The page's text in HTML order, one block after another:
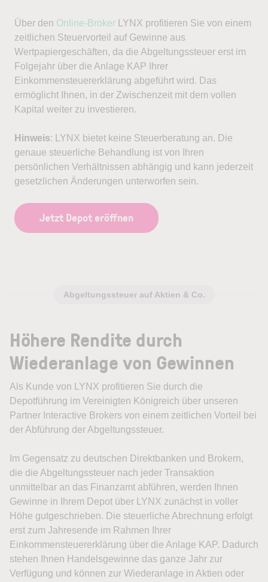
Über den Online-Broker LYNX profitieren Sie von einem
zeitlichen Steuervorteil auf Gewinne aus
Wertpapiergeschäften, da die Abgeltungssteuer erst im
Folgejahr über die Anlage KAP Ihrer
Einkommensteuererklärung abgeführt wird. Das
ermöglicht Ihnen, in der Zwischenzeit mit dem vollen
Kapital weiter zu investieren.
Hinweis: LYNX bietet keine Steuerberatung an. Die
genaue steuerliche Behandlung ist von Ihren
persönlichen Verhältnissen abhängig und kann jederzeit
gesetzlichen Änderungen unterworfen sein.
Jetzt Depot eröffnen
Abgeltungssteuer auf Aktien & Co.
Höhere Rendite durch
Wiederanlage von Gewinnen
Als Kunde von LYNX profitieren Sie durch die
Depotführung im Vereinigten Königreich über unseren
Partner Interactive Brokers von einem zeitlichen Vorteil bei
der Abführung der Abgeltungssteuer.
Im Gegensatz zu deutschen Direktbanken und Brokern,
die die Abgeltungssteuer nach jeder Transaktion
unmittelbar an das Finanzamt abführen, werden Ihnen
Gewinne in Ihrem Depot über LYNX zunächst in voller
Höhe gutgeschrieben. Die steuerliche Abrechnung erfolgt
erst zum Jahresende im Rahmen Ihrer
Einkommensteuererklärung über die Anlage KAP. Dadurch
stehen Ihnen Handelsgewinne das ganze Jahr zur
Verfügung und können zur Wiederanlage in Aktien oder